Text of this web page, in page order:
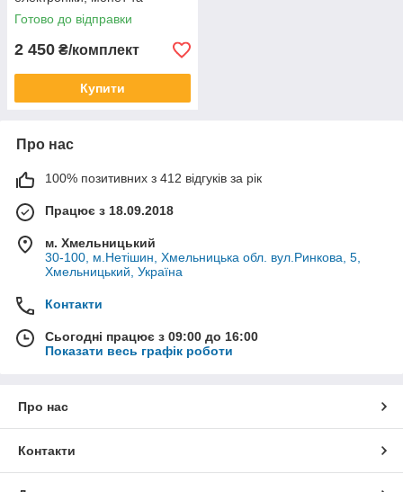
ювелірних виробів
Готово до відправки
2 450 ₴/комплект
Купити
Про нас
100% позитивних з 412 відгуків за рік
Працює з 18.09.2018
м. Хмельницький
30-100, м.Нетішин, Хмельницька обл. вул.Ринкова, 5,
Хмельницький, Україна
Контакти
Сьогодні працює з 09:00 до 16:00
Показати весь графік роботи
Про нас
Контакти